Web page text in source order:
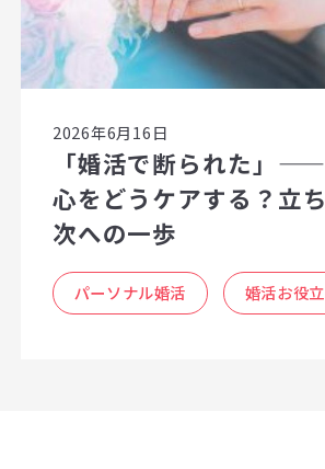
2026年6月16日
「婚活で断られた」
心をどうケアする？立
次への一歩
パーソナル婚活 婚活お役